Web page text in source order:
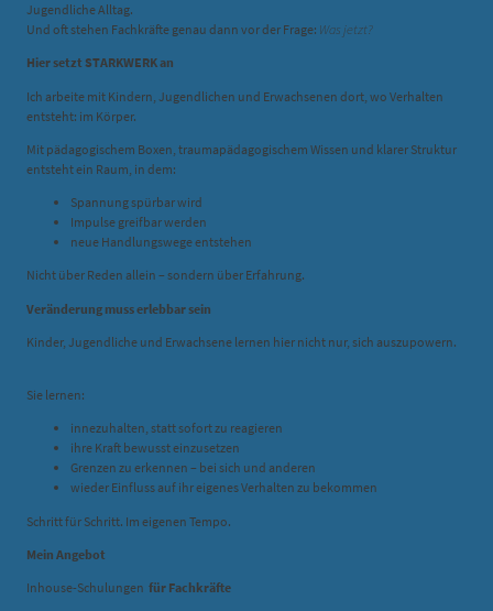
Jugendliche Alltag.
Und oft stehen Fachkräfte genau dann vor der Frage: Was jetzt?
Hier setzt STARKWERK an
Ich arbeite mit Kindern, Jugendlichen und Erwachsenen dort, wo Verhalten
entsteht: im Körper.
Mit pädagogischem Boxen, traumapädagogischem Wissen und klarer Struktur
entsteht ein Raum, in dem:
Spannung spürbar wird
Impulse greifbar werden
neue Handlungswege entstehen
Nicht über Reden allein – sondern über Erfahrung.
Veränderung muss erlebbar sein
Kinder, Jugendliche und Erwachsene lernen hier nicht nur, sich auszupowern.
Sie lernen:
innezuhalten, statt sofort zu reagieren
ihre Kraft bewusst einzusetzen
Grenzen zu erkennen – bei sich und anderen
wieder Einfluss auf ihr eigenes Verhalten zu bekommen
Schritt für Schritt. Im eigenen Tempo.
Mein Angebot
Inhouse-Schulungen für Fachkräfte